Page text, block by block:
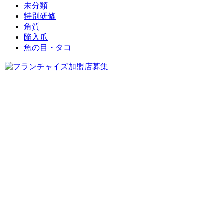
未分類
特別研修
角質
陥入爪
魚の目・タコ